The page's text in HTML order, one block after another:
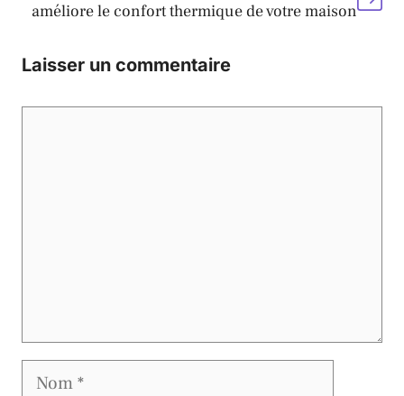
améliore le confort thermique de votre maison
Laisser un commentaire
Nom